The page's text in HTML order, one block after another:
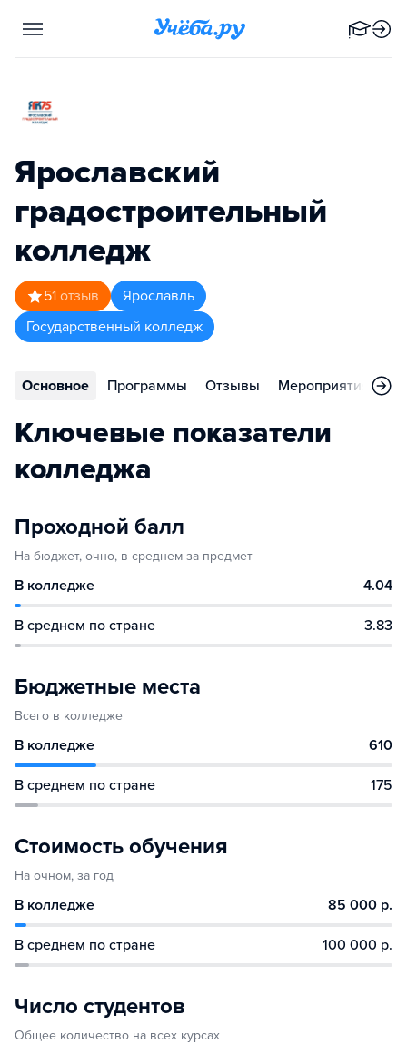
Ярославский
градостроительный
колледж
51 отзыв
Ярославль
Государственный колледж
Основное Программы Отзывы Мероприятия
Ключевые показатели
колледжа
Проходной балл
На бюджет, очно, в среднем за предмет
В колледже 4.04
В среднем по стране 3.83
Бюджетные места
Всего в колледже
В колледже 610
В среднем по стране 175
Стоимость обучения
На очном, за год
В колледже 85 000 р.
В среднем по стране 100 000 р.
Число студентов
Общее количество на всех курсах